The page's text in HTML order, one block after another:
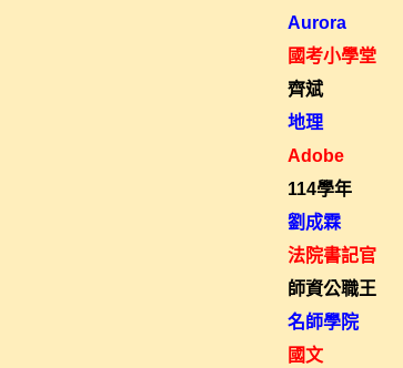
Aurora
國考小學堂
齊斌
地理
Adobe
114學年
劉成霖
法院書記官
師資公職王
名師學院
國文